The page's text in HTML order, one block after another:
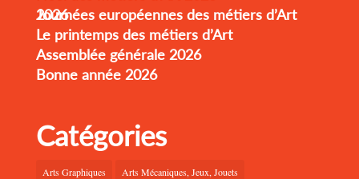
Journées européennes des métiers d’Art 2026
Le printemps des métiers d’Art
Assemblée générale 2026
Bonne année 2026
Catégories
Arts Graphiques Arts Mécaniques, Jeux, Jouets